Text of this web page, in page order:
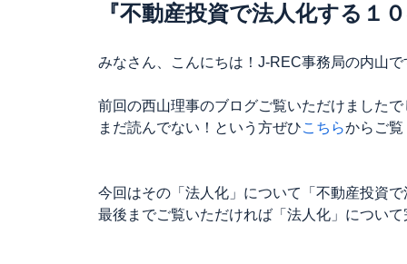
『不動産投資で法人化する１
みなさん、こんにちは！J-REC事務局の内山で
前回の西山理事のブログご覧いただけました
まだ読んでない！という方ぜひこちらからご覧
今回はその「法人化」について「不動産投資
最後までご覧いただければ「法人化」につい